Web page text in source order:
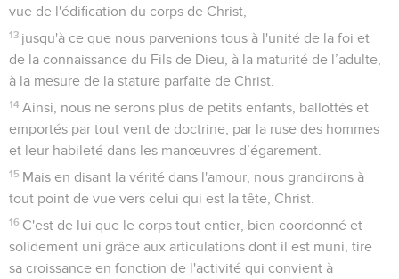
vue de l'édification du corps de Christ,
13 jusqu'à ce que nous parvenions tous à l'unité de la foi et
de la connaissance du Fils de Dieu, à la maturité de l’adulte,
à la mesure de la stature parfaite de Christ.
14 Ainsi, nous ne serons plus de petits enfants, ballottés et
emportés par tout vent de doctrine, par la ruse des hommes
et leur habileté dans les manœuvres d’égarement.
15 Mais en disant la vérité dans l'amour, nous grandirons à
tout point de vue vers celui qui est la tête, Christ.
16 C'est de lui que le corps tout entier, bien coordonné et
solidement uni grâce aux articulations dont il est muni, tire
sa croissance en fonction de l'activité qui convient à